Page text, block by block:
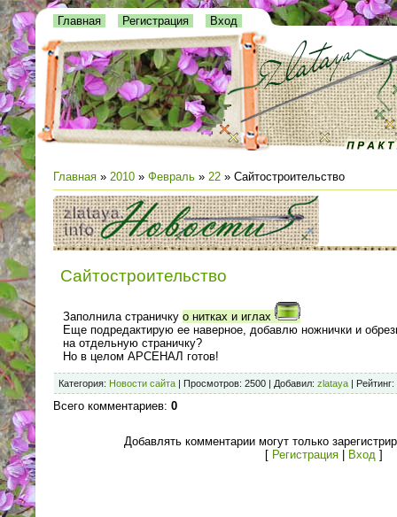
Главная Регистрация Вход
Главная » 2010 » Февраль » 22 » Сайтостроительство
Сайтостроительство
Заполнила страничку о нитках и иглах
Еще подредактирую ее наверное, добавлю ножнички и
на отдельную страничку?
Но в целом АРСЕНАЛ готов!
Категория: Новости сайта Просмотров: 2500 | Добавил: zlataya Рейтинг:
Всего комментариев: 0
Добавлять комментарии могут только
[ Регистрация| Вход]